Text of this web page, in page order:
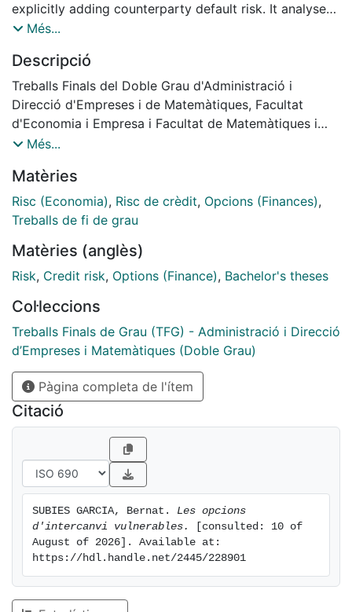
explicitly adding counterparty default risk. It analyses
classical models, such as Margrabe’s, and their
an intensity model, pricing formulas are derived that
combine market risk and credit risk. Finally, a
numerical example is presented illustrating the impact
of default on the option’s value.
d’intercanvi i la seva extensió al cas vulnerable,
incorporant explícitament el risc de default de la
contrapartida. S’analitzen els models clàssics, com el
partir d’un model d’intensitat, es deriven fórmules de
preu que combinen risc de mercat i risc de crèdit.
l’impacte del default en el valor de l’opció.
Més...
Descripció
Treballs Finals del Doble Grau d'Administració i
Direcció d'Empreses i de Matemàtiques, Facultat
d'Economia i Empresa i Facultat de Matemàtiques i
Informàtica, Universitat de Barcelona, Any: 2026,
Més...
Matèries
Risc (Economia), Risc de crèdit, Opcions (Finances),
Treballs de fi de grau
Matèries (anglès)
Risk, Credit risk, Options (Finance), Bachelor's theses
Col·leccions
Treballs Finals de Grau (TFG) - Administració i Direcció
d’Empreses i Matemàtiques (Doble Grau)
Pàgina completa de l'ítem
Citació
SUBIES GARCIA, Bernat. Les opcions
d'intercanvi vulnerables.
[consulted: 10 of
August of 2026]. Available at:
https://hdl.handle.net/2445/228901